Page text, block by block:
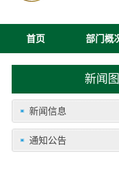
首页 部门概
新闻
新闻信息
通知公告